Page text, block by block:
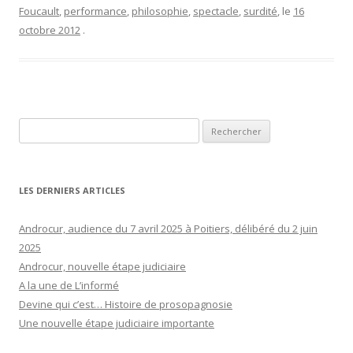
Foucault, performance, philosophie, spectacle, surdité, le 16
octobre 2012 .
LES DERNIERS ARTICLES
Androcur, audience du 7 avril 2025 à Poitiers, délibéré du 2 juin
2025
Androcur, nouvelle étape judiciaire
A la une de L’informé
Devine qui c’est… Histoire de prosopagnosie
Une nouvelle étape judiciaire importante